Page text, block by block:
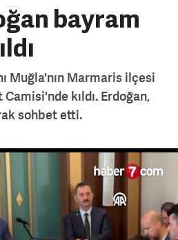
bayram
Muğla'nın Marmaris ilçesi
kıldı. Erdoğan,
sohbet etti.